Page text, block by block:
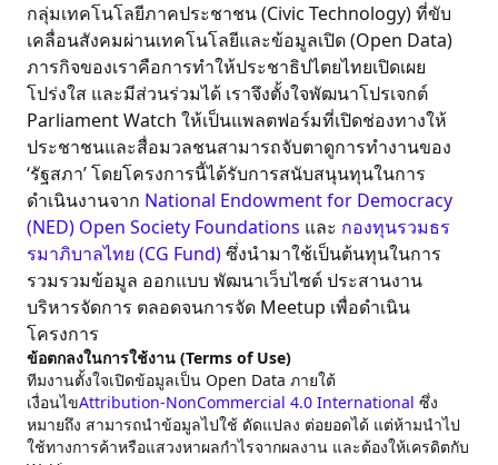
กลุ่มเทคโนโลยีภาคประชาชน (Civic Technology) ที่ขับ
เคลื่อนสังคมผ่านเทคโนโลยีและข้อมูลเปิด (Open Data)
ภารกิจของเราคือการทำให้ประชาธิปไตยไทยเปิดเผย
โปร่งใส และมีส่วนร่วมได้ เราจึงตั้งใจพัฒนาโปรเจกต์
Parliament Watch ให้เป็นแพลตฟอร์มที่เปิดช่องทางให้
ประชาชนและสื่อมวลชนสามารถจับตาดูการทำงานของ
‘รัฐสภา’ โดยโครงการนี้ได้รับการสนับสนุนทุนในการ
ดำเนินงานจาก National Endowment for Democracy
(NED) Open Society Foundations และ กองทุนรวมธร
รมาภิบาลไทย (CG Fund)ซึ่งนำมาใช้เป็นต้นทุนในการ
รวมรวมข้อมูล ออกแบบ พัฒนาเว็บไซต์ ประสานงาน
บริหารจัดการ ตลอดจนการจัด Meetup เพื่อดำเนิน
โครงการ
ข้อตกลงในการใช้งาน (Terms of Use)
ทีมงานตั้งใจเปิดข้อมูลเป็น Open Data ภายใต้
เงื่อนไขAttribution-NonCommercial 4.0 International ซึ่ง
หมายถึง สามารถนำข้อมูลไปใช้ ดัดแปลง ต่อยอดได้ แต่ห้ามนำไป
ใช้ทางการค้าหรือแสวงหาผลกำไรจากผลงาน และต้องให้เครดิตกับ